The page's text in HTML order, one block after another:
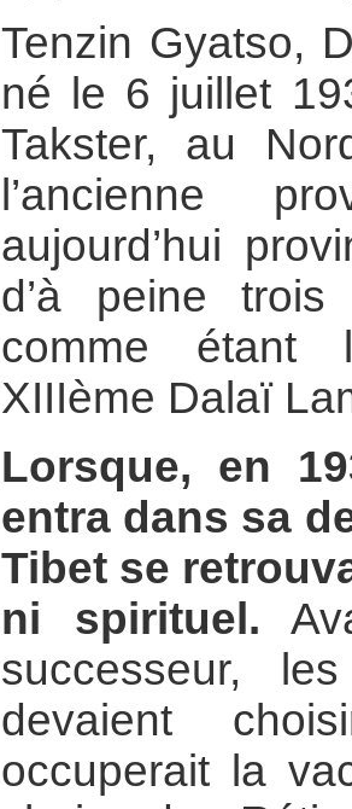
Tenzin Gyatso,
né le 6 juillet
Takster, au
l’ancienne
aujourd’hui
d’à peine
comme étant
XIIIème Dalaï
Lorsque, en
entra dans sa
Tibet se
ni spirituel.
successeur,
devaient
occuperait la